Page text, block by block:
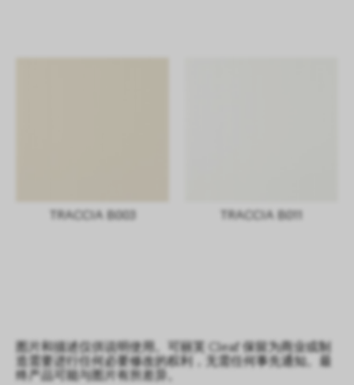
TRACCIA B003 TRACCIA B011
图片和描述仅供说明使用。可丽芙 Cleaf 保留为商业或制
造需要进行任何必要修改的权利，无需任何事先通知。最
终产品可能与图片有所差异。